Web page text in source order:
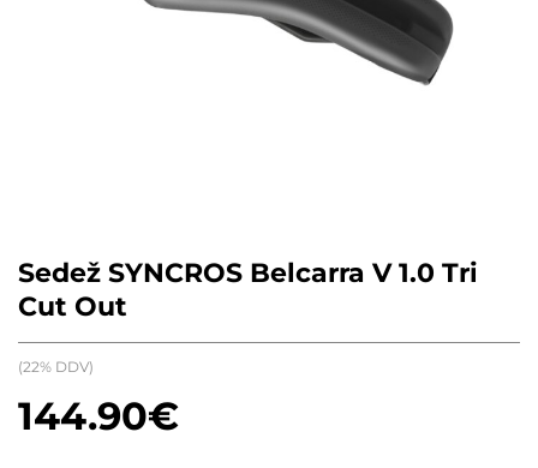
Sedež SYNCROS Belcarra V 1.0 Tri
Cut Out
144.90€
(22% DDV)